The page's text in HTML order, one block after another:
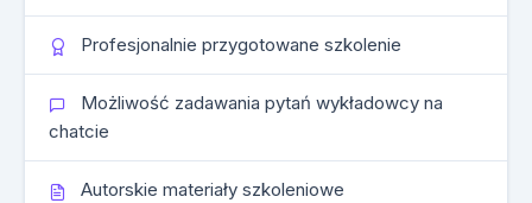
Profesjonalnie przygotowane szkolenie
Możliwość zadawania pytań wykładowcy na
chatcie
Autorskie materiały szkoleniowe